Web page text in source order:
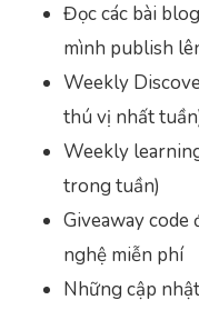
Đọc các bài
mình publish
Weekly
thú vị nhất
Weekly
trong tuần)
Giveaway code
nghệ miễn phí
Những cập